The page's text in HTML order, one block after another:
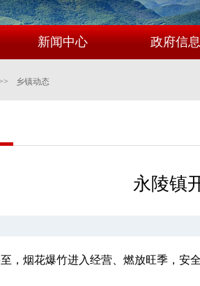
新闻中心 政府信
乡镇动态
永陵镇
，烟花爆竹进入经营、燃放旺季，安